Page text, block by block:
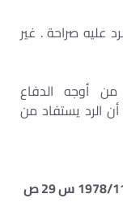
عليه صراحة . غير
أوجه الدفاع
الرد يستفاد من
( الطعن رقم 762 لسنة 48 ق جلسة 1978/11/30 س 29 ص